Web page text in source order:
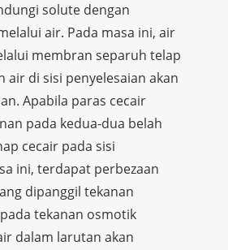
solute dengan
air. Pada masa ini, air
membran separuh telap
air di sisi penyelesaian akan
Apabila paras cecair
pada kedua-dua belah
cecair pada sisi
ini, terdapat perbezaan
dipanggil tekanan
tekanan osmotik
dalam larutan akan